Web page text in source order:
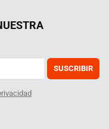
SUSCRIBIR